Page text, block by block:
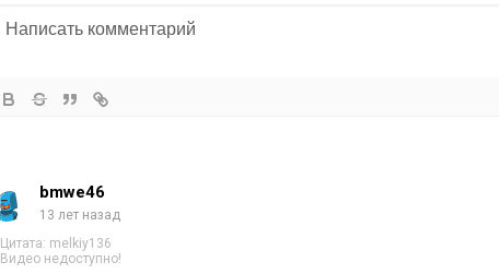
bmwe46
13 лет назад
Цитата: melkiy136
Видео недоступно!